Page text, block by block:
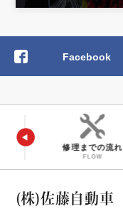
Facebook
修理までの流れ
FLOW
(株)佐藤自動車